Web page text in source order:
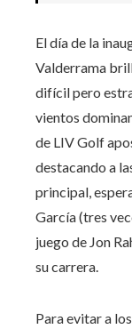
El día de la
Valderrama
difícil pero
vientos
de LIV Golf
destacando a
principal,
García (tres
juego de Jon
su carrera.
Para evitar a